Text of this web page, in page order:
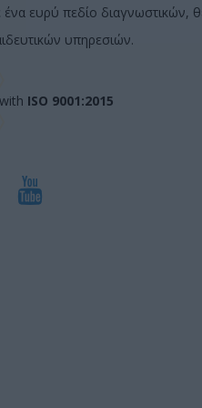
ένα ευρύ πεδίο διαγνωστικών,
υπηρεσιών.
ISO 9001:2015